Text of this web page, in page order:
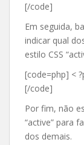
[/code]
Em seguida,
indicar qual
estilo CSS
[code=php] <
[/code]
Por fim, não
“active” para
dos demais.